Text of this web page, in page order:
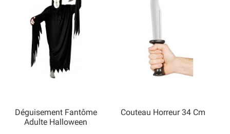
Déguisement Fantôme
Adulte Halloween
Couteau Horreur 34 Cm